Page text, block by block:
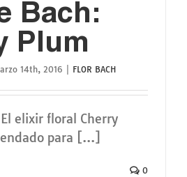
Bach:
Plum
14th, 2016 FLOR BACH
El elixir floral Cherry
para [...]
0